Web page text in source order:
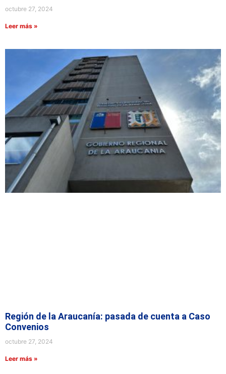
octubre 27, 2024
Leer más »
Región de la Araucanía: pasada de cuenta a Caso
Convenios
octubre 27, 2024
Leer más »